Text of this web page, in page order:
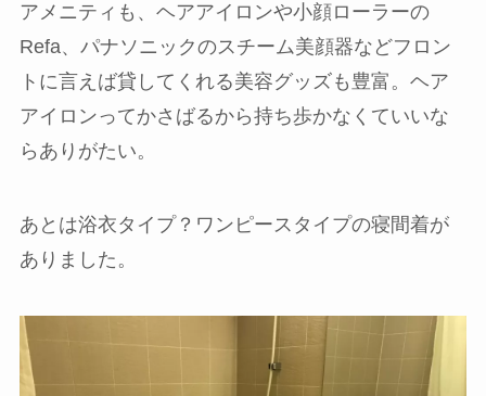
アメニティも、 ヘアアイロンや小顔ローラーの
Refa、パナソニックのスチーム美顔器などフロン
トに言えば貸してくれる美容グッズも豊富 。ヘア
アイロンってかさばるから持ち歩かなくていいな
らありがたい。
あとは浴衣タイプ？ワンピースタイプの寝間着が
ありました。